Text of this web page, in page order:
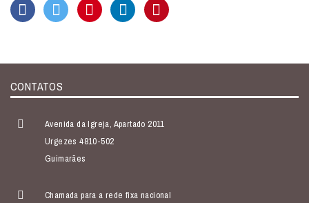
CONTATOS
Avenida da Igreja, Apartado 2011
Urgezes 4810-502
Guimarães
Chamada para a rede fixa nacional